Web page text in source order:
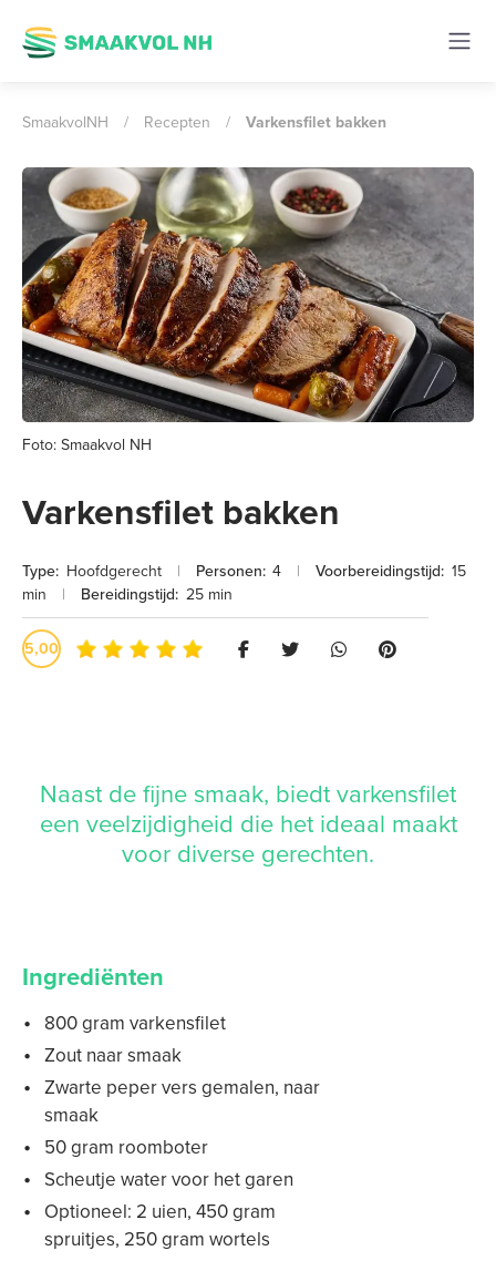
SmaakvolNH / Recepten / Varkensfilet bakken
Foto: Smaakvol NH
Varkensfilet bakken
Type: Hoofdgerecht | Personen: 4 | Voorbereidingstijd: 15
min
| Bereidingstijd: 25 min
5,00
Naast de fijne smaak, biedt varkensfilet
een veelzijdigheid die het ideaal maakt
voor diverse gerechten.
Ingrediënten
800 gram varkensfilet
Zout naar smaak
Zwarte peper vers gemalen, naar
smaak
50 gram roomboter
Scheutje water voor het garen
Optioneel: 2 uien, 450 gram
spruitjes, 250 gram wortels